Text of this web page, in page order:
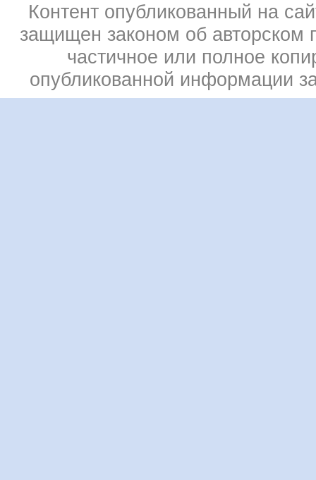
Контент опубликованный на
защищен законом об авторском
частичное или полное
опубликованной информации